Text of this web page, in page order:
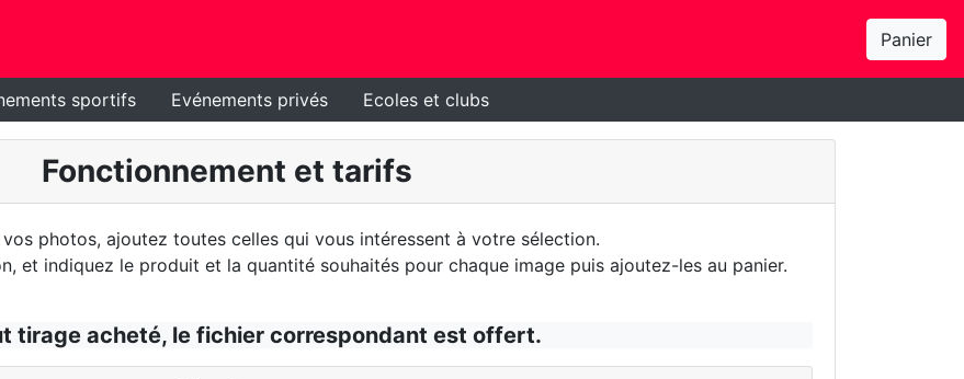
Panier
sportifs Evénements privés Ecoles et clubs
Fonctionnement et tarifs
photos, ajoutez toutes celles qui vous intéressent à votre sélection.
et indiquez le produit et la quantité souhaités pour chaque image puis ajoutez-les au panier.
tirage acheté, le fichier correspondant est offert.